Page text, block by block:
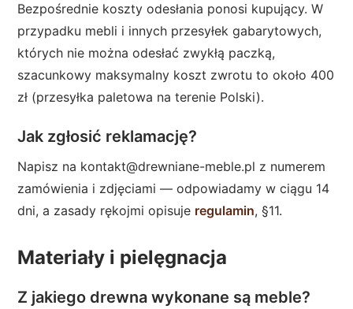
Bezpośrednie koszty odesłania ponosi kupujący. W
przypadku mebli i innych przesyłek gabarytowych,
których nie można odesłać zwykłą paczką,
szacunkowy maksymalny koszt zwrotu to około 400
zł (przesyłka paletowa na terenie Polski).
Jak zgłosić reklamację?
Napisz na kontakt@drewniane-meble.pl z numerem
zamówienia i zdjęciami — odpowiadamy w ciągu 14
dni, a zasady rękojmi opisuje regulamin, §11.
Materiały i pielęgnacja
Z jakiego drewna wykonane są meble?